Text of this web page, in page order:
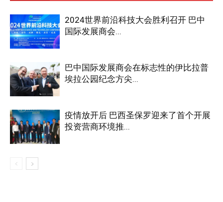
2024世界前沿科技大会胜利召开 巴中
国际发展商会...
巴中国际发展商会在标志性的伊比拉普
埃拉公园纪念方尖...
疫情放开后 巴西圣保罗迎来了首个开展
投资营商环境推...